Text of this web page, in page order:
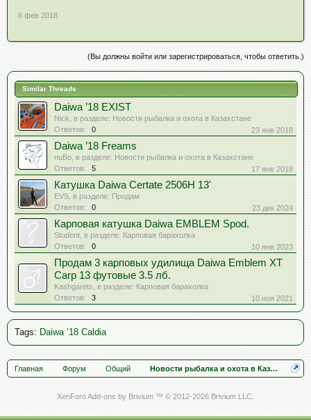
6 фев 2018
(Вы должны войти или зарегистрироваться, чтобы ответить.)
Similar Threads
Daiwa ’18 EXIST
Nick , в разделе: Новости рыбалка и охота в Казахстане
Ответов:
0 23 янв 2018
Daiwa ’18 Freams
nuBo , в разделе: Новости рыбалка и охота в Казахстане
Ответов:
5 17 янв 2018
Катушка Daiwa Certate 2506H 13'
EVS , в разделе: Продам
Ответов:
0 23 дек 2024
Карповая катушка Daiwa EMBLEM Spod.
Student , в разделе: Карповая барахолка
Ответов:
0 10 янв 2023
Продам 3 карповых удилища Daiwa Emblem XT
Carp 13 футовые 3.5 лб.
Kashgarets , в разделе: Карповая барахолка
Ответов:
3 10 ноя 2021
Tags: Daiwa ’18 Caldia
Главная Форум Общий Новости рыбалка и охота в Казахстане
XenForo Add-ons by Brivium ™ © 2012-2026 Brivium LLC.